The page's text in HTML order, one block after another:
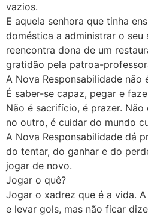
vazios.
E aquela senhora que tinha
doméstica a administrar o seu
reencontra dona de um
gratidão pela patroa-
A Nova Responsabilidade não
É saber-se capaz, pegar e
Não é sacrifício, é prazer. Não
no outro, é cuidar do mundo
A Nova Responsabilidade dá
do tentar, do ganhar e do
jogar de novo.
Jogar o quê?
Jogar o xadrez que é a vida.
e levar gols, mas não ficar